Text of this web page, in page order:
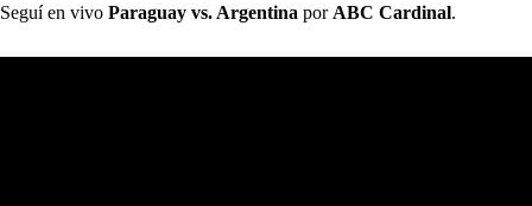
Seguí en vivo Paraguay vs. Argentina por ABC Cardinal.